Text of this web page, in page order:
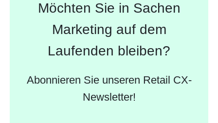
Möchten Sie in Sachen
Marketing auf dem
Laufenden bleiben?
Abonnieren Sie unseren Retail CX-
Newsletter!